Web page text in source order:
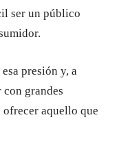
ser un público
presión y, a
con grandes
ofrecer aquello que